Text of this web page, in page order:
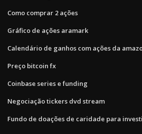
Como comprar 2 ações
Gráfico de ações aramark
Calendário de ganhos com ações da
Preço bitcoin fx
Coinbase series e funding
Negociação tickers dvd stream
Fundo de doações de caridade para